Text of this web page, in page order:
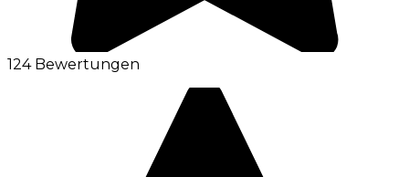
124 Bewertungen